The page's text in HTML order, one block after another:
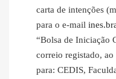
carta de intenções
para o e‐mail
“Bolsa de Iniciação
correio registado, ao
para: CEDIS,